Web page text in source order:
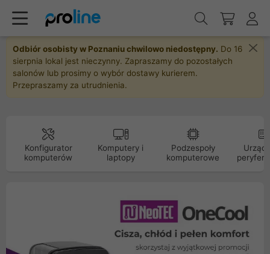
Odbiór osobisty w Poznaniu chwilowo niedostępny. Do 16
sierpnia lokal jest nieczynny. Zapraszamy do pozostałych
salonów lub prosimy o wybór dostawy kurierem.
Przepraszamy za utrudnienia.
Konfigurator
komputerów
Komputery i
laptopy
Podzespoły
komputerowe